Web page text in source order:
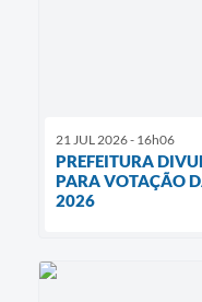
21 JUL 2026 - 16h06
PREFEITURA
PARA VOTAÇÃO
2026